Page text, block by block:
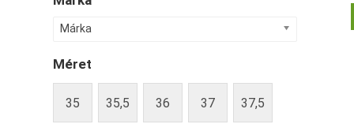
Márka
Méret
35 35,5 36 37 37,5